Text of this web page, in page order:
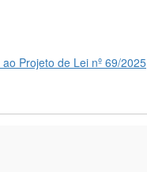
Projeto de Lei nº 69/2025